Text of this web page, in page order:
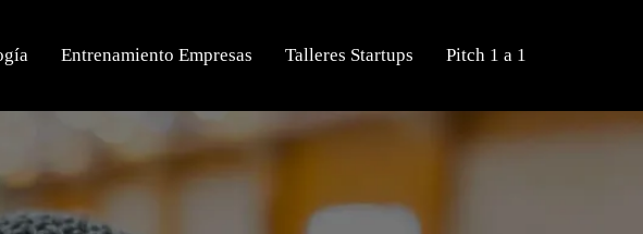
Entrenamiento Empresas Talleres Startups Pitch 1 a 1